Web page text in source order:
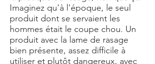
Imaginez qu'à l'époque, le seul
produit dont se servaient les
hommes était le coupe chou. Un
produit avec la lame de rasage
bien présente, assez difficile à
utiliser et plutôt dangereux, avec